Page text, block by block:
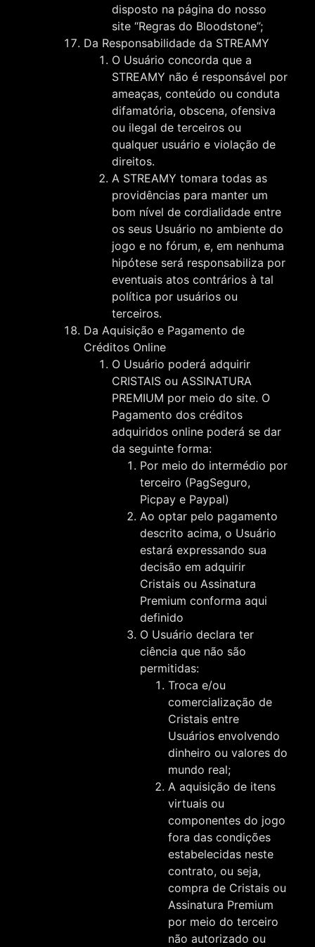
disposto na página do nosso
site “Regras do Bloodstone”;
Da Responsabilidade da STREAMY
O Usuário concorda que a
STREAMY não é responsável por
ameaças, conteúdo ou conduta
difamatória, obscena, ofensiva
ou ilegal de terceiros ou
qualquer usuário e violação de
direitos.
A STREAMY tomara todas as
providências para manter um
bom nível de cordialidade entre
os seus Usuário no ambiente do
jogo e no fórum, e, em nenhuma
hipótese será responsabiliza por
eventuais atos contrários à tal
política por usuários ou
terceiros.
Da Aquisição e Pagamento de
Créditos Online
O Usuário poderá adquirir
CRISTAIS ou ASSINATURA
PREMIUM por meio do site. O
Pagamento dos créditos
adquiridos online poderá se dar
da seguinte forma:
Por meio do intermédio por
terceiro (PagSeguro,
Picpay e Paypal)
Ao optar pelo pagamento
descrito acima, o Usuário
estará expressando sua
decisão em adquirir
Cristais ou Assinatura
Premium conforma aqui
definido
O Usuário declara ter
ciência que não são
permitidas:
Troca e/ou
comercialização de
Cristais entre
Usuários envolvendo
dinheiro ou valores do
mundo real;
A aquisição de itens
virtuais ou
componentes do jogo
fora das condições
estabelecidas neste
contrato, ou seja,
compra de Cristais ou
Assinatura Premium
por meio do terceiro
não autorizado ou